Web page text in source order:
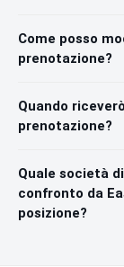
Come posso
prenotazione?
Quando
prenotazione?
Quale società
confronto da
posizione?